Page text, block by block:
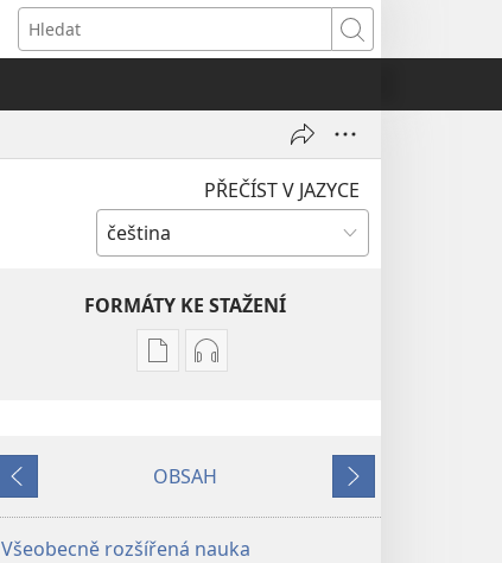
Hledat
PŘEČÍST V JAZYCE
FORMÁTY KE STAŽENÍ
Formáty
STRÁŽNÁ
Listopad 2008
Formáty
STRÁŽNÁ
Listopad 2008
Předchozí
OBSAH
Další
Všeobecně rozšířená nauka